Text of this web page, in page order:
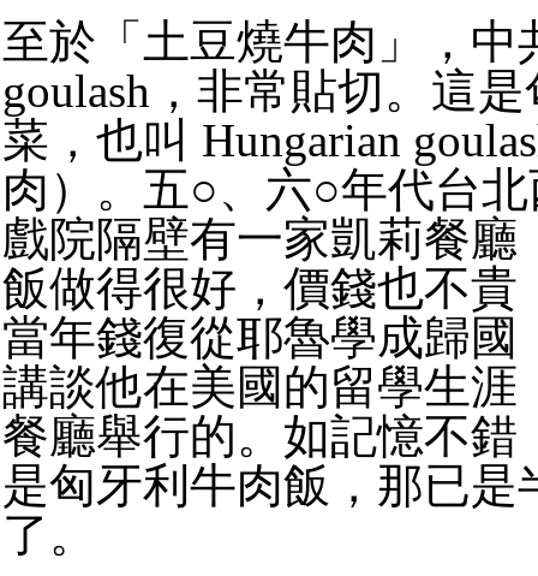
至於「土豆燒牛肉」，中
goulash，非常貼切。這
菜，也叫 Hungarian
肉）。五○、六○年代台
戲院隔壁有一家凱莉餐廳
飯做得很好，價錢也不貴
當年錢復從耶魯學成歸國
講談他在美國的留學生涯
餐廳舉行的。如記憶不錯
是匈牙利牛肉飯，那已是
了。